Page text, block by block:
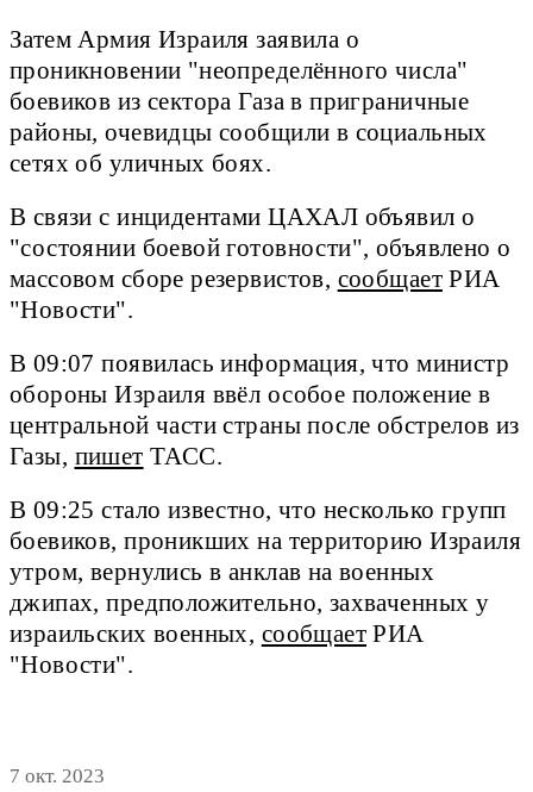
Затем Армия Израиля заявила о
проникновении "неопределённого числа"
боевиков из сектора Газа в приграничные
районы, очевидцы сообщили в социальных
сетях об уличных боях.
В связи с инцидентами ЦАХАЛ объявил о
"состоянии боевой готовности", объявлено о
массовом сборе резервистов, сообщаетРИА
"Новости".
В 09:07 появилась информация, что министр
обороны Израиля ввёл особое положение в
центральной части страны после обстрелов из
Газы, пишет ТАСС.
В 09:25 стало известно, что несколько групп
боевиков, проникших на территорию Израиля
утром, вернулись в анклав на военных
джипах, предположительно, захваченных у
израильских военных, сообщает РИА
"Новости".
7 окт. 2023